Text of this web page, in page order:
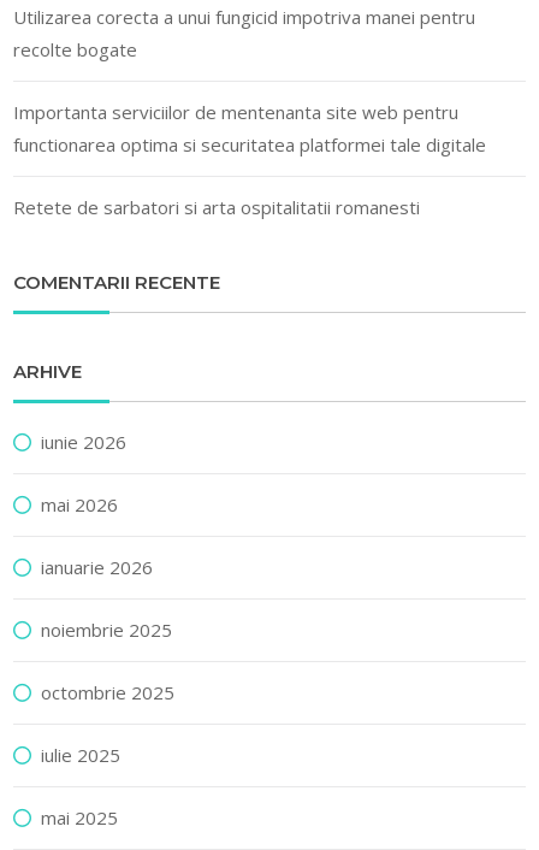
Utilizarea corecta a unui fungicid impotriva manei pentru
recolte bogate
Importanta serviciilor de mentenanta site web pentru
functionarea optima si securitatea platformei tale digitale
Retete de sarbatori si arta ospitalitatii romanesti
COMENTARII RECENTE
ARHIVE
iunie 2026
mai 2026
ianuarie 2026
noiembrie 2025
octombrie 2025
iulie 2025
mai 2025